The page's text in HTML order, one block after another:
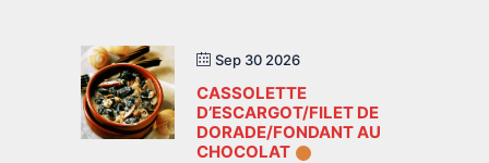
Sep 30 2026
CASSOLETTE
D’ESCARGOT/FILET DE
DORADE/FONDANT AU
CHOCOLAT